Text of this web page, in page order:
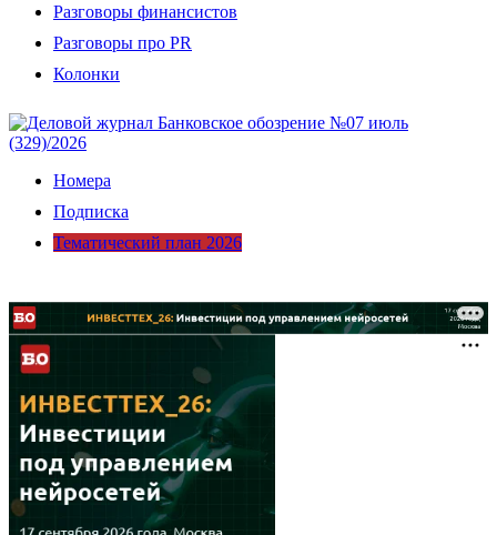
Разговоры финансистов
Разговоры про PR
Колонки
Номера
Подписка
Тематический план 2026